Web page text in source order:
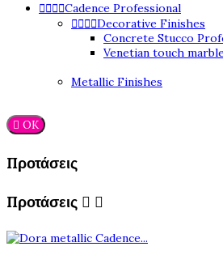
Cadence Professional
Decorative Finishes
Concrete Stucco
Venetian touch
Metallic Finishes
 OK
Προτάσεις
Προτάσεις  